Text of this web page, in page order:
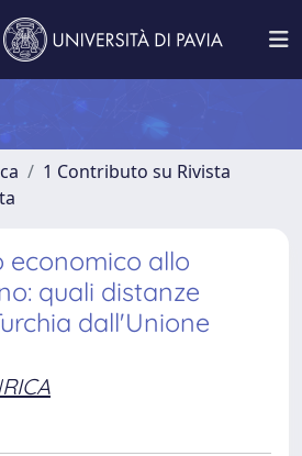
1 Contributo su Rivista
economico allo
quali distanze
dall'Unione